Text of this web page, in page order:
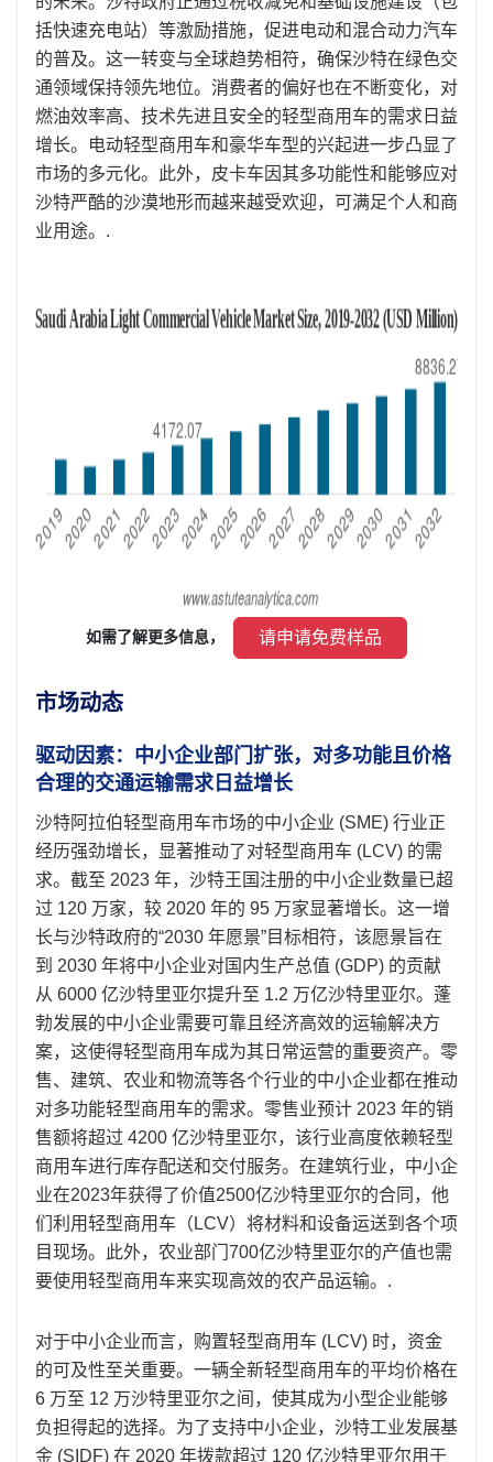
括快速充电站）等激励措施，促进电动和混合动力汽车
的普及。这一转变与全球趋势相符，确保沙特在绿色交
通领域保持领先地位。消费者的偏好也在不断变化，对
燃油效率高、技术先进且安全的轻型商用车的需求日益
增长。电动轻型商用车和豪华车型的兴起进一步凸显了
市场的多元化。此外，皮卡车因其多功能性和能够应对
沙特严酷的沙漠地形而越来越受欢迎，可满足个人和商
业用途。.
如需了解更多信息， 请申请免费样品
市场动态
驱动因素：中小企业部门扩张，对多功能且价格
合理的交通运输需求日益增长
沙特阿拉伯轻型商用车市场的中小企业 (SME) 行业正
经历强劲增长，显著推动了对轻型商用车 (LCV) 的需
求。截至 2023 年，沙特王国注册的中小企业数量已超
过 120 万家，较 2020 年的 95 万家显著增长。这一增
长与沙特政府的“2030 年愿景”目标相符，该愿景旨在
到 2030 年将中小企业对国内生产总值 (GDP) 的贡献
从 6000 亿沙特里亚尔提升至 1.2 万亿沙特里亚尔。蓬
勃发展的中小企业需要可靠且经济高效的运输解决方
案，这使得轻型商用车成为其日常运营的重要资产。零
售、建筑、农业和物流等各个行业的中小企业都在推动
对多功能轻型商用车的需求。零售业预计 2023 年的销
售额将超过 4200 亿沙特里亚尔，该行业高度依赖轻型
商用车进行库存配送和交付服务。在建筑行业，中小企
业在2023年获得了价值2500亿沙特里亚尔的合同，他
们利用轻型商用车（LCV）将材料和设备运送到各个项
目现场。此外，农业部门700亿沙特里亚尔的产值也需
要使用轻型商用车来实现高效的农产品运输。.
对于中小企业而言，购置轻型商用车 (LCV) 时，资金
的可及性至关重要。一辆全新轻型商用车的平均价格在
6 万至 12 万沙特里亚尔之间，使其成为小型企业能够
负担得起的选择。为了支持中小企业，沙特工业发展基
金 (SIDF) 在 2020 年拨款超过 120 亿沙特里亚尔用于